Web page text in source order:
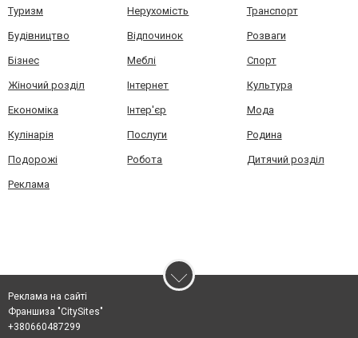
Туризм Нерухомість Транспорт
Будівництво Відпочинок Розваги
Бізнес Меблі Спорт
Жіночий розділ Інтернет Культура
Економіка Інтер'єр Мода
Кулінарія Послуги Родина
Подорожі Робота Дитячий розділ
Реклама
Реклама на сайті
Франшиза "CitySites"
+380660487299